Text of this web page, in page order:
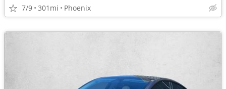
7/9 301mi Phoenix